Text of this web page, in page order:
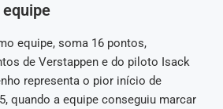
equipe, soma 16 pontos,
de Verstappen e do piloto Isack
representa o pior início de
quando a equipe conseguiu marcar